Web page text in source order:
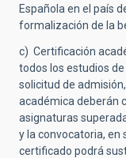
Española en el país
formalización de la
c) Certificación
todos los estudios
solicitud de
académica deberán
asignaturas
y la convocatoria, en
certificado podrá